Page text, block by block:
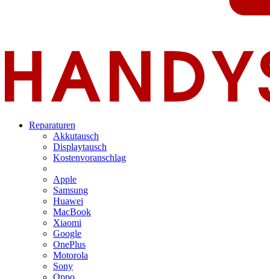
Reparaturen
Akkutausch
Displaytausch
Kostenvoranschlag
Apple
Samsung
Huawei
MacBook
Xiaomi
Google
OnePlus
Motorola
Sony